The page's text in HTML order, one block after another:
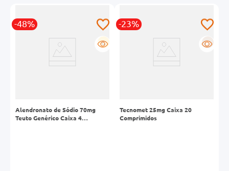
-48%
G
Alendronato de Sódio 70mg
Teuto Genérico Caixa 4
-23%
R
Tecnomet 25mg Caixa 20
Comprimidos